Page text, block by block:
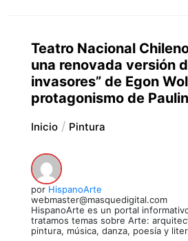
Teatro Nacional
una renovada versión
invasores” de Egon
protagonismo de
Inicio Pintura
por HispanoArte
webmaster@masquedigital.com
HispanoArte es un portal
tratamos temas sobre Arte:
pintura, música, danza, poesía y